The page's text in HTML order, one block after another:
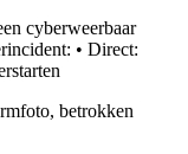
cyberweerbaar
• Direct:
betrokken